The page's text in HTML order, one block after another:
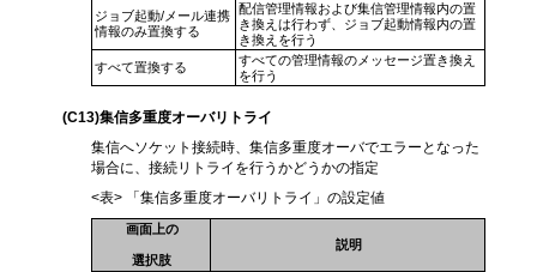
ジョブ起動/メール連携
情報のみ置換する
配信管理情報および集信管理情報内の置
き換えは行わず、ジョブ起動情報内の置
き換えを行う
すべて置換する
すべての管理情報のメッセージ置き換え
を行う
(C13)集信多重度オーバリトライ
集信へソケット接続時、集信多重度オーバでエラーとなった
場合に、接続リトライを行うかどうかの指定
<表> 「集信多重度オーバリトライ」の設定値
画面上の
選択肢
説明